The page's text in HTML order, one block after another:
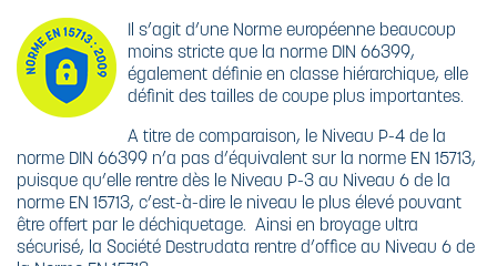
Il s’agit d’une Norme européenne beaucoup
moins stricte que la norme DIN 66399,
également définie en classe hiérarchique, elle
définit des tailles de coupe plus importantes.
A titre de comparaison, le Niveau P-4 de la
norme DIN 66399 n’a pas d’équivalent sur la norme EN 15713,
puisque qu’elle rentre dès le Niveau P-3 au Niveau 6 de la
norme EN 15713, c’est-à-dire le niveau le plus élevé pouvant
être offert par le déchiquetage. Ainsi en broyage ultra
sécurisé, la Société Destrudata rentre d’office au Niveau 6 de